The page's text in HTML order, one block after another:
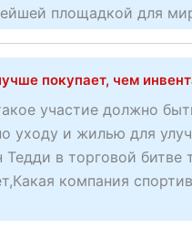
площадкой для
покупает, чем
участие должно
уходу и жилью для
в торговой битве
компания